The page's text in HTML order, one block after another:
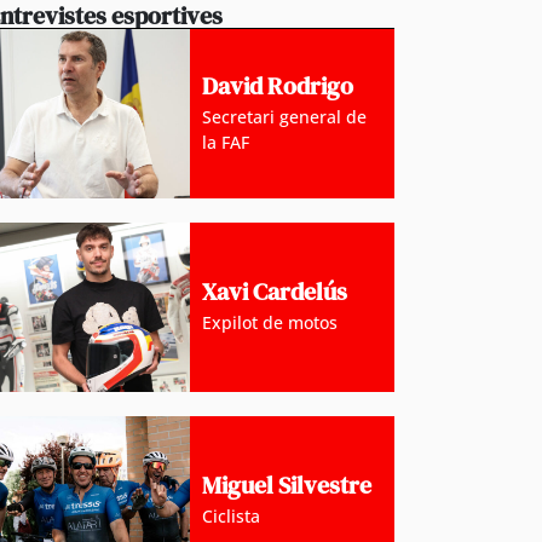
esportives
David Rodrigo
Secretari general de
la FAF
Xavi Cardelús
Expilot de motos
Miguel Silvestre
Ciclista